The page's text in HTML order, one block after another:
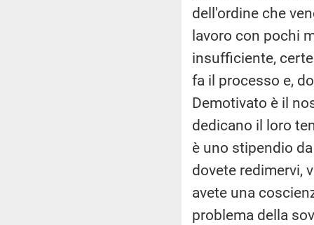
dell'ordine che
lavoro con pochi
insufficiente,
fa il processo e,
Demotivato è il
dedicano il loro
è uno stipendio
dovete redimervi,
avete una
problema della